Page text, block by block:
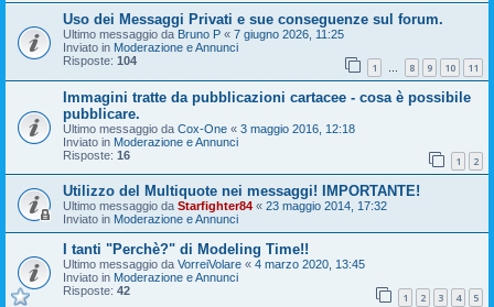
Uso dei Messaggi Privati e sue conseguenze sul forum.
Ultimo messaggio da Bruno P « 7 giugno 2026, 11:25
Inviato in Moderazione e Annunci
Risposte: 104 1 … 8 9 10 11
Immagini tratte da pubblicazioni cartacee - cosa è possibile
pubblicare.
Ultimo messaggio da Cox-One « 3 maggio 2016, 12:18
Inviato in Moderazione e Annunci
Risposte: 16 1 2
Utilizzo del Multiquote nei messaggi! IMPORTANTE!
Ultimo messaggio da Starfighter84 « 23 maggio 2014, 17:32
Inviato in Moderazione e Annunci
I tanti "Perchè?" di Modeling Time!!
Ultimo messaggio da VorreiVolare « 4 marzo 2020, 13:45
Inviato in Moderazione e Annunci
Risposte: 42 1 2 3 4 5